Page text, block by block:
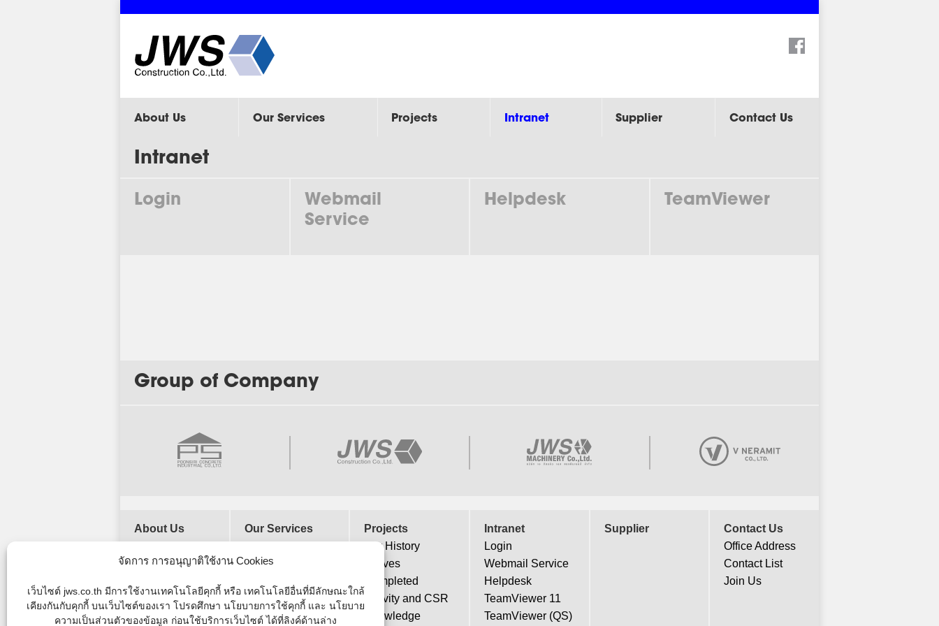
จัดการ การอนุญาติใช้งาน Cookies
เว็บไซต์ jws.co.th มีการใช้งานเทคโนโลยีคุกกี้ หรือ เทคโนโลยีอื่นที่มีลักษณะใกล้
เคียงกันกับคุกกี้ บนเว็บไซต์ของเรา โปรดศึกษา นโยบายการใช้คุกกี้ และ นโยบาย
ความเป็นส่วนตัวของข้อมูล ก่อนใช้บริการเว็บไซต์ ได้ที่ลิงค์ด้านล่าง
Search:
About Us Our Services Projects Intranet Supplier Contact Us
Intranet
Login
Webmail
Service
Helpdesk TeamViewer
Group of Company
About Us
Vision and
Company
Objectives
Our Services
Projects
Our History
Actives
Completed
Activity and CSR
Knowledge
Intranet
Login
Webmail Service
Helpdesk
TeamViewer 11
TeamViewer (QS)
Supplier
Contact Us
Office Address
Contact List
Join Us